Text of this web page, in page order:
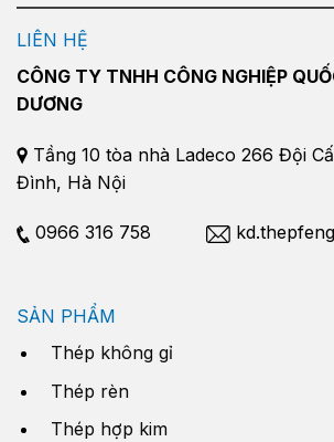
LIÊN HỆ
CÔNG TY TNHH CÔNG NGHIỆP
DƯƠNG
Tầng 10 tòa nhà Ladeco 266 Đội
Đình, Hà Nội
0966 316 758
SẢN PHẨM
Thép không gỉ
Thép rèn
Thép hợp kim